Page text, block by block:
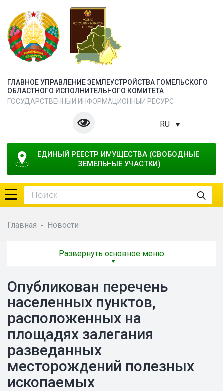
ГЛАВНОЕ УПРАВЛЕНИЕ ЗЕМЛЕУСТРОЙСТВА ГОМЕЛЬСКОГО
ОБЛАСТНОГО ИСПОЛНИТЕЛЬНОГО КОМИТЕТА
ГОСУДАРСТВЕННЫЙ ИНФОРМАЦИОННЫЙ РЕСУРС
RU
ЕДИНЫЙ РЕЕСТР ИМУЩЕСТВА (СВОБОДНЫЕ
ЗЕМЕЛЬНЫЕ УЧАСТКИ)
Главная - Новости
Развернуть основное меню
Опубликован перечень
населенных пунктов,
расположенных на
площадях залегания
разведанных
месторождений полезных
ископаемых